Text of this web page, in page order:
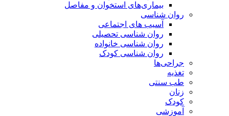
بیماری‌های استخوان و مفاصل
روان شناسی
آسیب های اجتماعی
روان شناسی تحصیلی
روان شناسی خانواده
روان شناسی کودک
جراحی‌ها
تغذیه
طب سنتی
زنان
کودک
آموزشی